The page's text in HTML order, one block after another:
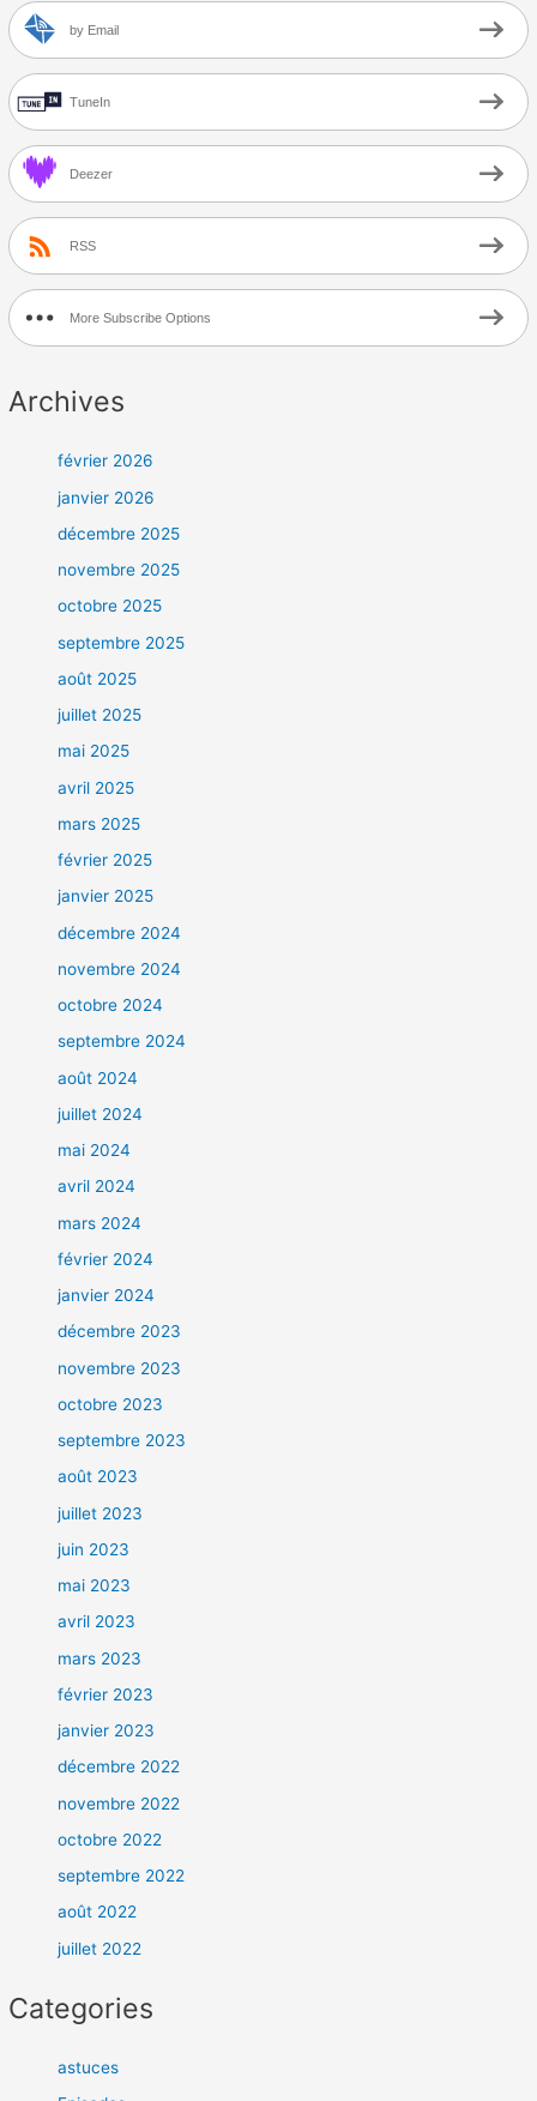
by Email
TuneIn
Deezer
RSS
More Subscribe Options
Archives
février 2026
janvier 2026
décembre 2025
novembre 2025
octobre 2025
septembre 2025
août 2025
juillet 2025
mai 2025
avril 2025
mars 2025
février 2025
janvier 2025
décembre 2024
novembre 2024
octobre 2024
septembre 2024
août 2024
juillet 2024
mai 2024
avril 2024
mars 2024
février 2024
janvier 2024
décembre 2023
novembre 2023
octobre 2023
septembre 2023
août 2023
juillet 2023
juin 2023
mai 2023
avril 2023
mars 2023
février 2023
janvier 2023
décembre 2022
novembre 2022
octobre 2022
septembre 2022
août 2022
juillet 2022
Categories
astuces